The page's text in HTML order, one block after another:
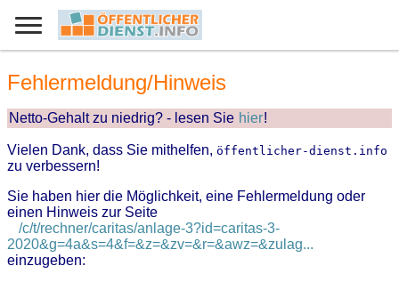
Fehlermeldung/Hinweis
Netto-Gehalt zu niedrig? - lesen Sie hier!
Vielen Dank, dass Sie mithelfen, öffentlicher-dienst.info
zu verbessern!
Sie haben hier die Möglichkeit, eine Fehlermeldung oder
einen Hinweis zur Seite
/c/t/rechner/caritas/anlage-3?id=caritas-3-
2020&g=4a&s=4&f=&z=&zv=&r=&awz=&zulag...
einzugeben: